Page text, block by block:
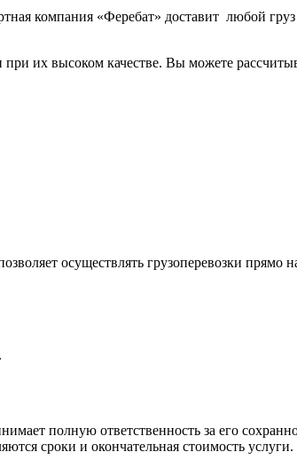
компания «Феребат» доставит любой груз
их высоком качестве. Вы можете
осуществлять грузоперевозки прямо
полную ответственность за его
сроки и окончательная стоимость услуги.